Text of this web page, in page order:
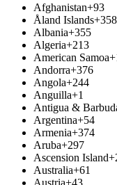
Afghanistan+93
Åland Islands+358
Albania+355
Algeria+213
American Samoa
Andorra+376
Angola+244
Anguilla+1
Antigua &
Argentina+54
Armenia+374
Aruba+297
Ascension Island
Australia+61
Austria+43